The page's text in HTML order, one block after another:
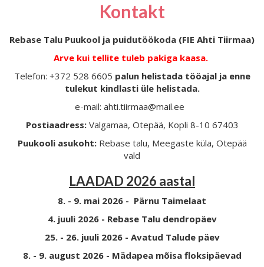
Kontakt
Rebase Talu Puukool ja puidutöökoda (FIE Ahti Tiirmaa)
Arve kui tellite tuleb pakiga kaasa.
Telefon: +372 528 6605 palun helistada tööajal ja enne
tulekut kindlasti üle helistada.
e-mail: ahti.tiirmaa@mail.ee
Postiaadress: Valgamaa, Otepää, Kopli 8-10 67403
Puukooli asukoht: Rebase talu, Meegaste küla, Otepää
vald
LAADAD 2026 aastal
8. - 9. mai 2026 - Pärnu Taimelaat
4. juuli 2026 - Rebase Talu dendropäev
25. - 26. juuli 2026 - Avatud Talude päev
8. - 9. august 2026 - Mädapea mõisa floksipäevad